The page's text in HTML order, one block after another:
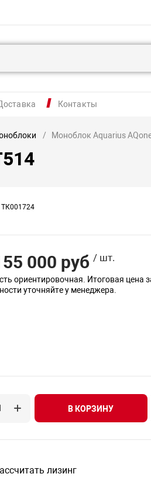
Контакты
Моноблок Aquarius
ТК001724
000 руб / шт.
ориентировочная. Итоговая цена
уточняйте у менеджера.
В КОРЗИНУ
лизинг